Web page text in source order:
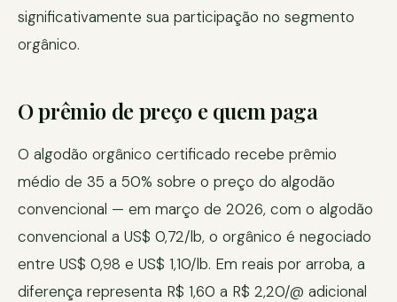
significativamente sua participação no segmento
orgânico.
O prêmio de preço e quem paga
O algodão orgânico certificado recebe prêmio
médio de 35 a 50% sobre o preço do algodão
convencional — em março de 2026, com o algodão
convencional a US$ 0,72/lb, o orgânico é negociado
entre US$ 0,98 e US$ 1,10/lb. Em reais por arroba, a
diferença representa R$ 1,60 a R$ 2,20/@ adicional